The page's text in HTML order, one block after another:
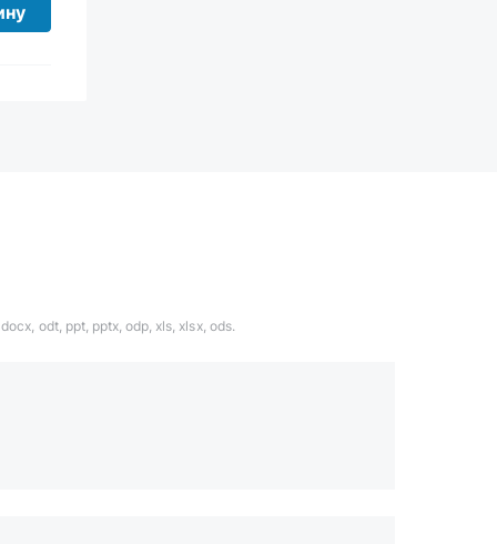
odt, ppt, pptx, odp, xls, xlsx, ods.